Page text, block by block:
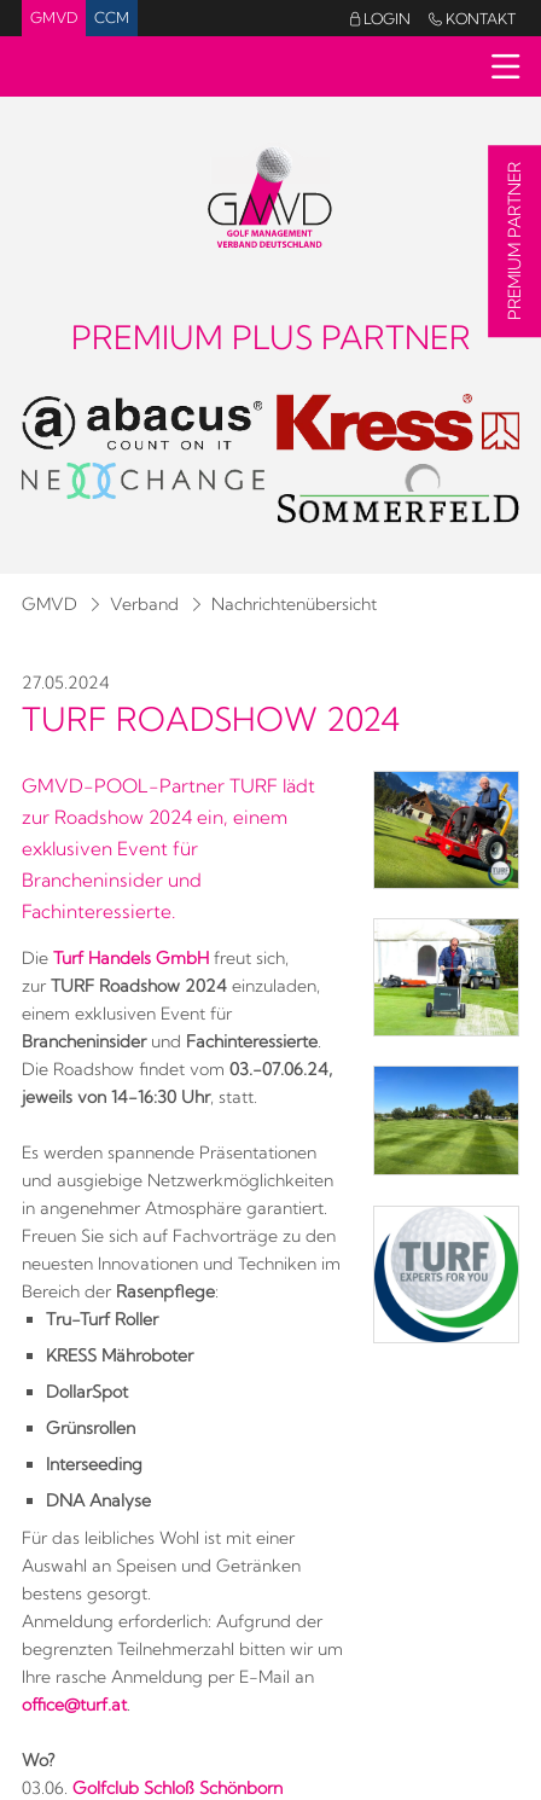
GMVD CCM LOGIN  KONTAKT
PREMIUM PLUS PARTNER
GMVD Verband Nachrichtenübersicht
27.05.2024
TURF ROADSHOW 2024
GMVD-POOL-Partner TURF lädt
zur Roadshow 2024 ein, einem
exklusiven Event für
Brancheninsider und
Fachinteressierte.
Die Turf Handels GmbH freut sich,
zurTURF Roadshow 2024 einzuladen,
einem exklusiven Event für
Brancheninsider und Fachinteressierte.
Die Roadshow findet vom 03.-07.06.24,
jeweils von 14-16:30 Uhr, statt.
Es werden spannende Präsentationen
und ausgiebige Netzwerkmöglichkeiten
in angenehmer Atmosphäre garantiert.
Freuen Sie sich auf Fachvorträge zu den
neuesten Innovationen und Techniken im
Bereich der Rasenpflege:
Tru-Turf Roller
KRESS Mähroboter
DollarSpot
Grünsrollen
Interseeding
DNA Analyse
Für das leibliches Wohl ist mit einer
Auswahl an Speisen und Getränken
bestens gesorgt.
Anmeldung erforderlich: Aufgrund der
begrenzten Teilnehmerzahl bitten wir um
Ihre rasche Anmeldung per E-Mail an
office@turf.at.
Wo?
03.06. Golfclub Schloß Schönborn
PREMIUM PARTNER